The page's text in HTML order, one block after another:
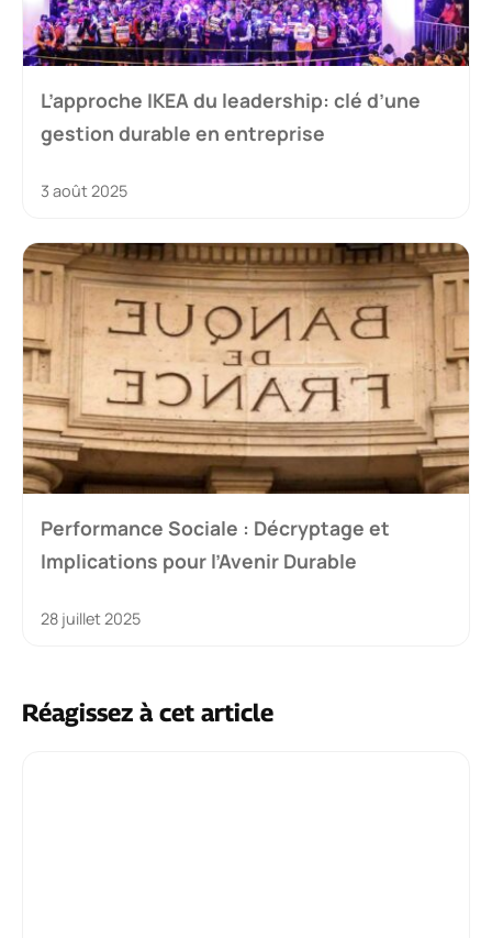
L’approche IKEA du leadership: clé d’une
gestion durable en entreprise
3 août 2025
Performance Sociale : Décryptage et
Implications pour l’Avenir Durable
28 juillet 2025
Réagissez à cet article